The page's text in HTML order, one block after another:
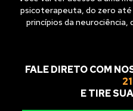
psicoterapeuta, do zero até
princípios da neurociência,
FALE DIRETO COM
E TIRE